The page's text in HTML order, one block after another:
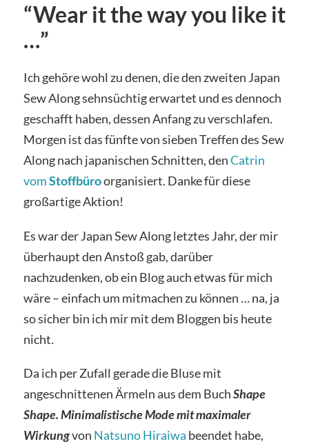
“Wear it the way you like it
…”
Ich gehöre wohl zu denen, die den zweiten Japan
Sew Along sehnsüchtig erwartet und es dennoch
geschafft haben, dessen Anfang zu verschlafen.
Morgen ist das fünfte von sieben Treffen des Sew
Along nach japanischen Schnitten, denCatrin
vomStoffbüroorganisiert. Danke für diese
großartige Aktion!
Es war der Japan Sew Along letztes Jahr, der mir
überhaupt den Anstoß gab, darüber
nachzudenken, ob ein Blog auch etwas für mich
wäre – einfach um mitmachen zu können … na, ja
so sicher bin ich mir mit dem Bloggen bis heute
nicht.
Da ich per Zufall gerade die Bluse mit
angeschnittenen Ärmeln aus dem BuchShape
Shape. Minimalistische Mode mit maximaler
Wirkungvon Natsuno Hiraiwa beendet habe,